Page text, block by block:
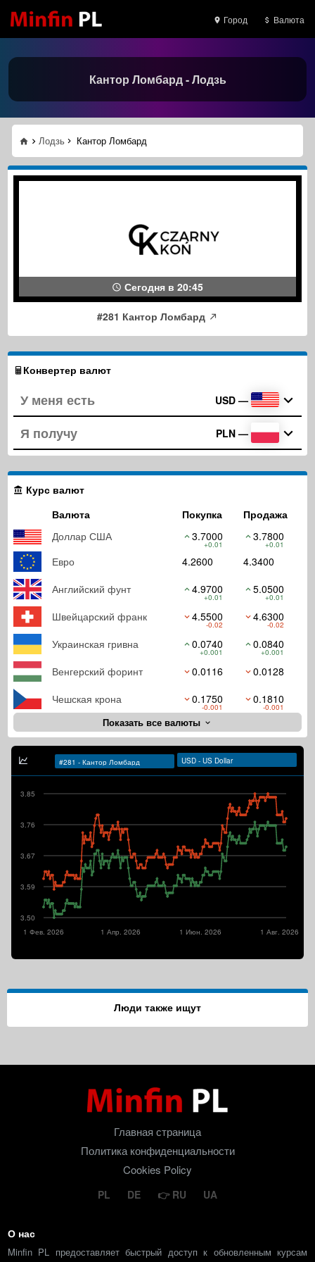
Город Валюта
Кантор Ломбард - Лодзь
Лодзь Кантор Ломбард
Сегодня в 20:45
#281 Кантор Ломбард
Конвертер валют
USD —
PLN —
Курс валют
Валюта
Покупка
Продажа
Доллар США
3.7000
+0.01
3.7800
+0.01
Евро 4.2600
4.3400
Английский фунт
4.9700
+0.01
5.0500
+0.01
Швейцарский франк 4.5500
-0.02
4.6300
-0.02
Украинская гривна 0.0740
+0.001
0.0840
+0.001
Венгерский форинт 0.0116
0.0128
Чешская крона
0.1750
-0.001
0.1810
-0.001
Показать все валюты
3.50
3.59
3.67
3.76
3.85
1 Авг. 2026
1 Июн. 2026
1 Апр. 2026
1 Фев. 2026
Люди также ищут
Главная страница
Политика конфиденциальности
Cookies Policy
PL DE RU UA
О нас
Minfin PL предоставляет быстрый доступ к обновленным курсам